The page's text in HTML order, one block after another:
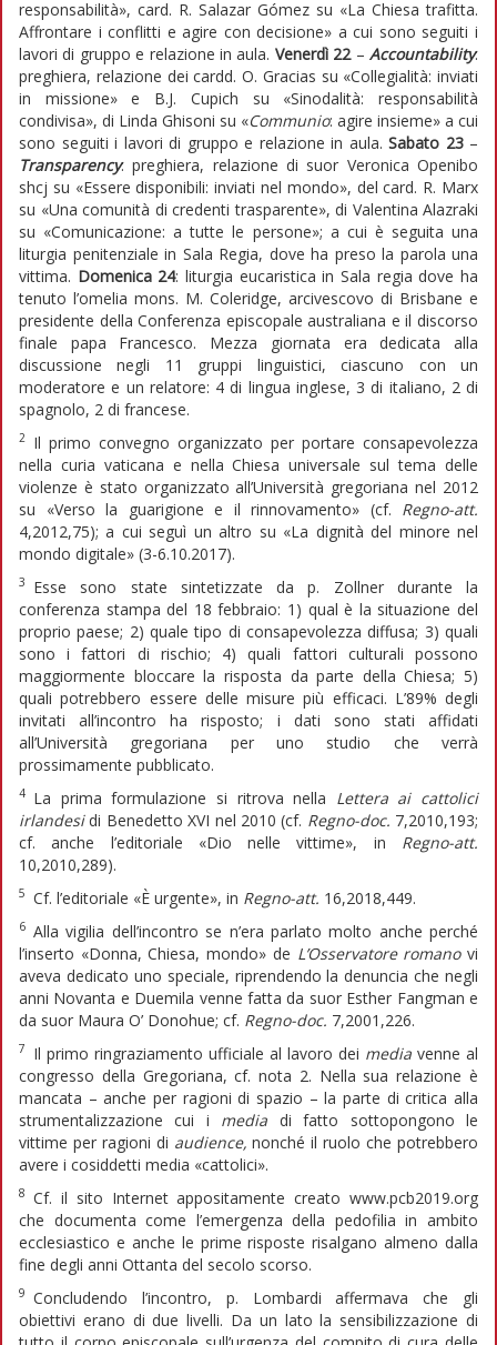
responsabilità», card. R. Salazar Gómez su «La Chiesa trafitta.
Affrontare i conflitti e agire con decisione» a cui sono seguiti i
lavori di gruppo e relazione in aula. Venerdì 22–Accountability:
preghiera, relazione dei cardd. O. Gracias su «Collegialità: inviati
in missione» e B.J. Cupich su «Sinodalità: responsabilità
condivisa», di Linda Ghisoni su «Communio: agire insieme» a cui
sono seguiti i lavori di gruppo e relazione in aula. Sabato 23 –
Transparency: preghiera, relazione di suor Veronica Openibo
shcj su «Essere disponibili: inviati nel mondo», del card. R. Marx
su «Una comunità di credenti trasparente», di Valentina Alazraki
su «Comunicazione: a tutte le persone»; a cui è seguita una
liturgia penitenziale in Sala Regia, dove ha preso la parola una
vittima. Domenica 24: liturgia eucaristica in Sala regia dove ha
tenuto l’omelia mons. M. Coleridge, arcivescovo di Brisbane e
presidente della Conferenza episcopale australiana e il discorso
finale papa Francesco. Mezza giornata era dedicata alla
discussione negli 11 gruppi linguistici, ciascuno con un
moderatore e un relatore: 4 di lingua inglese, 3 di italiano, 2 di
spagnolo, 2 di francese.
2 Il primo convegno organizzato per portare consapevolezza
nella curia vaticana e nella Chiesa universale sul tema delle
violenze è stato organizzato all’Università gregoriana nel 2012
su «Verso la guarigione e il rinnovamento» (cf. Regno-att.
4,2012,75); a cui seguì un altro su «La dignità del minore nel
mondo digitale» (3-6.10.2017).
3
Esse sono state sintetizzate da p. Zollner durante la
conferenza stampa del 18 febbraio: 1) qual è la situazione del
proprio paese; 2) quale tipo di consapevolezza diffusa; 3) quali
sono i fattori di rischio; 4) quali fattori culturali possono
maggiormente bloccare la risposta da parte della Chiesa; 5)
quali potrebbero essere delle misure più efficaci. L’89% degli
invitati all’incontro ha risposto; i dati sono stati affidati
all’Università gregoriana per uno studio che verrà
prossimamente pubblicato.
4 La prima formulazione si ritrova nella Lettera ai cattolici
irlandesidi Benedetto XVI nel 2010 (cf. Regno-doc. 7,2010,193;
cf. anche l’editoriale «Dio nelle vittime», in Regno-att.
10,2010,289).
5 Cf. l’editoriale «È urgente», in Regno-att. 16,2018,449.
6 Alla vigilia dell’incontro se n’era parlato molto anche perché
l’inserto «Donna, Chiesa, mondo» de L’Osservatore romanovi
aveva dedicato uno speciale, riprendendo la denuncia che negli
anni Novanta e Duemila venne fatta da suor Esther Fangman e
da suor Maura O’ Donohue; cf. Regno-doc. 7,2001,226.
7 Il primo ringraziamento ufficiale al lavoro dei media venne al
congresso della Gregoriana, cf. nota 2. Nella sua relazione è
mancata – anche per ragioni di spazio – la parte di critica alla
strumentalizzazione cui i media di fatto sottopongono le
vittime per ragioni di audience, nonché il ruolo che potrebbero
avere i cosiddetti media «cattolici».
8 Cf. il sito Internet appositamente creato www.pcb2019.org
che documenta come l’emergenza della pedofilia in ambito
ecclesiastico e anche le prime risposte risalgano almeno dalla
fine degli anni Ottanta del secolo scorso.
9 Concludendo l’incontro, p. Lombardi affermava che gli
obiettivi erano di due livelli. Da un lato la sensibilizzazione di